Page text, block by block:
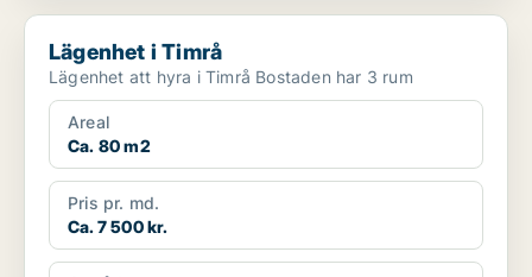
Lägenhet i Timrå
Lägenhet i Timrå
Lägenhet att hyra i Timrå Bostaden har 3 rum
Areal
Ca. 80 m2
Pris pr. md.
Ca. 7 500 kr.